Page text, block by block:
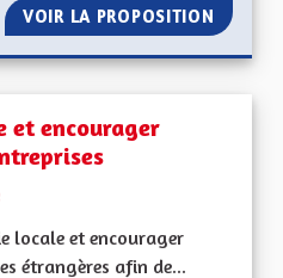
VOIR LA PROPOSITION
et encourager
locale et encourager
étrangères afin de...